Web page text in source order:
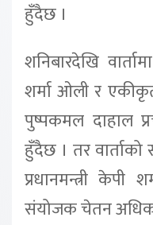
हुँदैछ ।
शनिबारदेखि
शर्मा ओली र
पुष्पकमल दाहाल
हुँदैछ । तर
प्रधानमन्त्री केपी
संयोजक चेतन